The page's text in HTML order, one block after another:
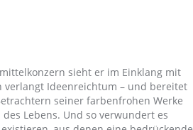
sieht er im Einklang mit
verlangt Ideenreichtum – und bereitet
seiner farbenfrohen Werke
Lebens. Und so verwundert es